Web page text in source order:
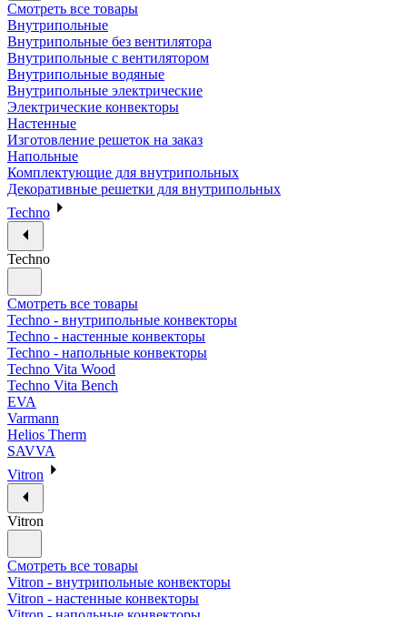
Смотреть все товары
Внутрипольные
Внутрипольные без вентилятора
Внутрипольные с вентилятором
Внутрипольные водяные
Внутрипольные электрические
Электрические конвекторы
Настенные
Изготовление решеток на заказ
Напольные
Комплектующие для внутрипольных
Декоративные решетки для внутрипольных
Techno
Techno
Смотреть все товары
Techno - внутрипольные конвекторы
Techno - настенные конвекторы
Techno - напольные конвекторы
Techno Vita Wood
Techno Vita Bench
EVA
Varmann
Helios Therm
SAVVA
Vitron
Vitron
Смотреть все товары
Vitron - внутрипольные конвекторы
Vitron - настенные конвекторы